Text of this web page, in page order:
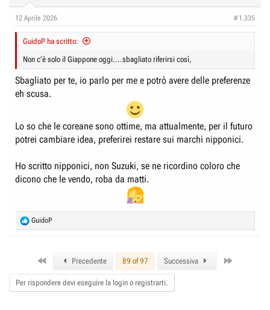
12 Aprile 2026 #1.335
GuidoP ha scritto:
Non c'è solo il Giappone oggi....sbagliato riferirsi così,
Sbagliato per te, io parlo per me e potrò avere delle preferenze
eh scusa.
Lo so che le coreane sono ottime, ma attualmente, per il futuro
potrei cambiare idea, preferirei restare sui marchi nipponici.
Ho scritto nipponici, non Suzuki, se ne ricordino coloro che
dicono che le vendo, roba da matti.
R
e
o
n
GuidoP
Precedente 89 of 97 Successiva
Per rispondere devi eseguire la login o registrarti.